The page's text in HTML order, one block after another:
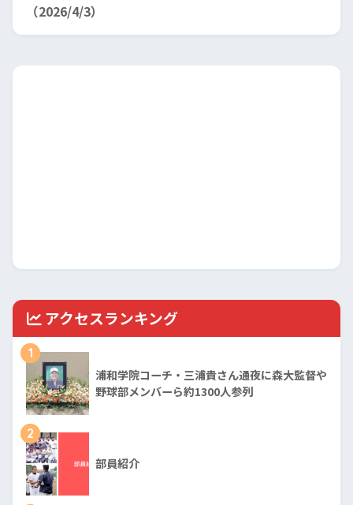
（2026/4/3）
アクセスランキング
1
浦和学院コーチ・三浦貴さん通夜に森大監督や
野球部メンバーら約1300人参列
2
部員紹介